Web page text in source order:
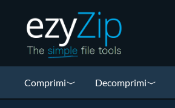
Comprimi Decomprimi